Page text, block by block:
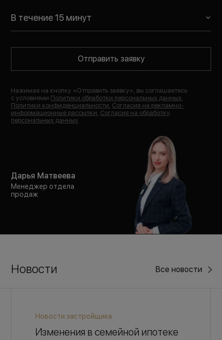
В течение 15 минут
Отправить заявку
Нажимая на кнопку «Отправить заявку», вы соглашаетесь
с условиями Политики обработки персональных данных
Политики конфиденциальности Согласия на рекламно-
информационные рассылки Согласия на обработку
персональных данных
Дарья Матвеева
Менеджер отдела
продаж
Новости Все новости
Новости застройщика
Изменения в семейной ипотеке